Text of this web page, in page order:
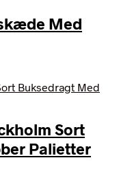
Med
Sort
Palietter